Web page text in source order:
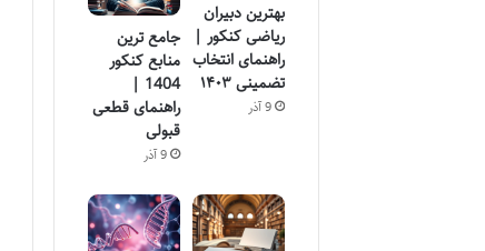
بهترین دبیران
ریاضی کنکور |
راهنمای انتخاب
تضمینی ۱۴۰۳
9 آذر
جامع ترین
منابع کنکور
1404 |
راهنمای قطعی
قبولی
9 آذر